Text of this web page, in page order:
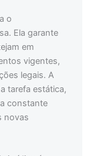
o
Ela garante
em
vigentes,
legais. A
tarefa estática,
constante
novas